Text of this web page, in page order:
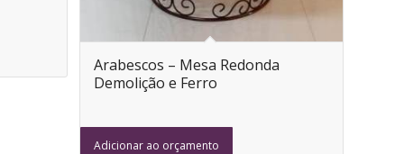
Arabescos – Mesa Redonda
Demolição e Ferro
Adicionar ao orçamento